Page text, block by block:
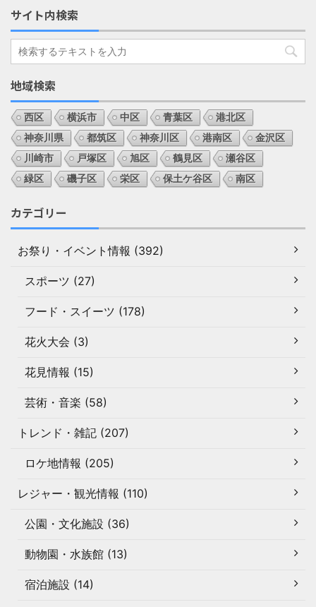
サイト内検索
地域検索
西区 横浜市 中区 青葉区
港北区
神奈川県
都筑区 神奈川区 港南区
金沢区
川崎市
戸塚区 旭区 鶴見区
瀬谷区
緑区
磯子区 栄区 保土ケ谷区 南区
カテゴリー
お祭り・イベント情報 (392)
スポーツ (27)
フード・スイーツ (178)
花火大会 (3)
花見情報 (15)
芸術・音楽 (58)
トレンド・雑記 (207)
ロケ地情報 (205)
レジャー・観光情報 (110)
公園・文化施設 (36)
動物園・水族館 (13)
宿泊施設 (14)